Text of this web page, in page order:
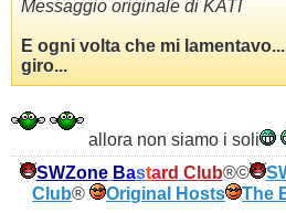
Messaggio originale di KATI
E ogni volta che mi
giro...
allora non siamo i soli
SWZone Bastard Club®©
Club® Original Hosts The